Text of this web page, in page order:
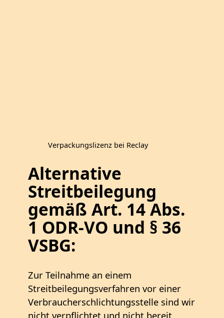
Verpackungslizenz bei Reclay
Alternative
Streitbeilegung
gemäß Art. 14 Abs.
1 ODR-VO und § 36
VSBG:
Zur Teilnahme an einem
Streitbeilegungsverfahren vor einer
Verbraucherschlichtungsstelle sind wir
nicht verpflichtet und nicht bereit.